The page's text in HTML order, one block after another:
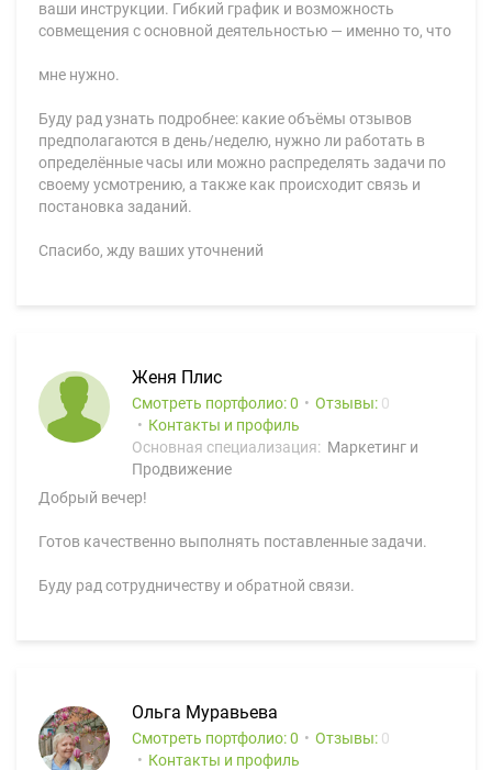
ваши инструкции. Гибкий график и возможность
совмещения с основной деятельностью — именно то, что
мне нужно.
Буду рад узнать подробнее: какие объёмы отзывов
предполагаются в день/неделю, нужно ли работать в
определённые часы или можно распределять задачи по
своему усмотрению, а также как происходит связь и
постановка заданий.
Спасибо, жду ваших уточнений
Женя Плис
Смотреть портфолио: 0 Отзывы: 0
Контакты и профиль
Основная специализация: Маркетинг и
Продвижение
Добрый вечер!
Готов качественно выполнять поставленные задачи.
Буду рад сотрудничеству и обратной связи.
Ольга Муравьева
Смотреть портфолио: 0 Отзывы: 0
Контакты и профиль